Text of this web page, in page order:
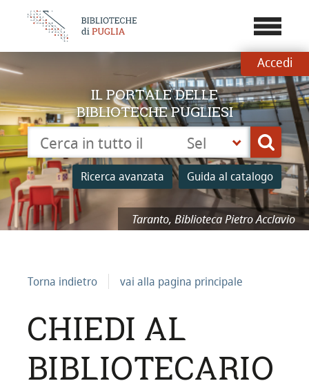
???
Accedi
Taranto, Biblioteca Pietro Acclavio
IL PORTALE DELLE
BIBLIOTECHE PUGLIESI
Cerca su "Catalogo"
Cerca
Ricerca avanzata Guida al catalogo
Seleziona
la
tua
biblioteca
Torna indietro vai alla pagina principale
CHIEDI AL
BIBLIOTECARIO